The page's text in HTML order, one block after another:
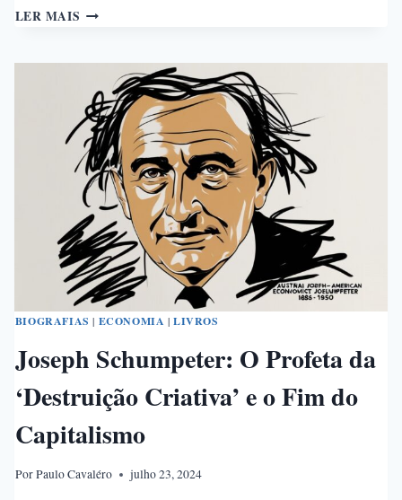
LER MAIS COMO
MOLDOU
MUNDO:
O
QUE
“ARMAS,
GERMES
E
AÇO”
REVELA
SOBRE
A
HISTÓRIA
HUMANA
BIOGRAFIAS | ECONOMIA |LIVROS
Joseph Schumpeter: O Profeta da
‘Destruição Criativa’ e o Fim do
Capitalismo
PorPaulo Cavaléro julho 23, 2024